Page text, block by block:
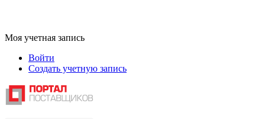
Моя учетная запись
Войти
Создать учетную запись